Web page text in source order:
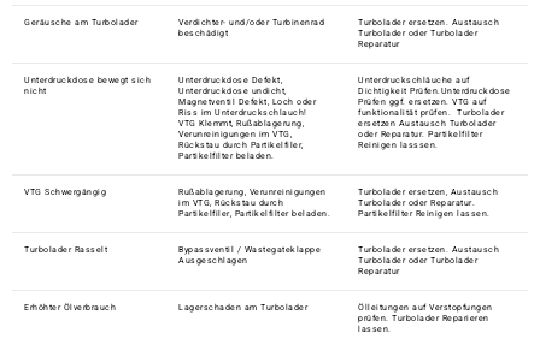
Geräusche am Turbolader
Verdichter- und/oder Turbinenrad
beschädigt
Turbolader ersetzen. Austausch
Turbolader oder Turbolader
Reparatur
Unterdruckdose bewegt sich
nicht
Unterdruckdose Defekt,
Unterdruckdose undicht,
Magnetventil Defekt, Loch oder
Riss im Unterdruckschlauch!
VTG Klemmt, Rußablagerung,
Verunreinigungen im VTG,
Rückstau durch Partikelfiler,
Partikelfilter beladen.
Unterdruckschläuche auf
Dichtigkeit Prüfen.Unterdruckdose
Prüfen ggf. ersetzen. VTG auf
funktionalität prüfen. Turbolader
ersetzen Austausch Turbolader
oder Reparatur. Partikelfilter
Reinigen lasssen.
VTG Schwergängig
Rußablagerung, Verunreinigungen
im VTG, Rückstau durch
Partikelfiler, Partikelfilter beladen.
Turbolader ersetzen, Austausch
Turbolader oder Reparatur.
Partikelfilter Reinigen lassen.
Turbolader Rasselt
Bypassventil / Wastegateklappe
Ausgeschlagen
Turbolader ersetzen. Austausch
Turbolader oder Turbolader
Reparatur
Erhöhter Ölverbrauch Lagerschaden am Turbolader
Ölleitungen auf Verstopfungen
prüfen. Turbolader Reparieren
lassen.